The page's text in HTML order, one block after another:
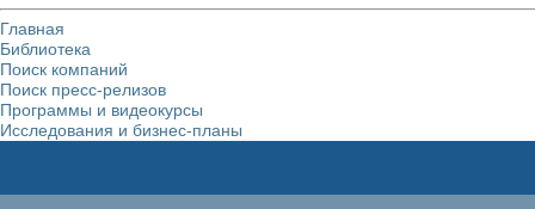
Главная
Библиотека
Поиск компаний
Поиск пресс-релизов
Программы и видеокурсы
Исследования и бизнес-планы